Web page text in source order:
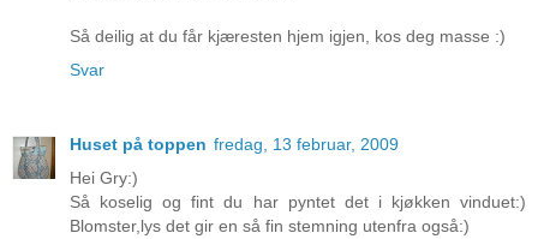
Så deilig at du får kjæresten hjem igjen, kos deg masse :)
Svar
Huset på toppen fredag, 13 februar, 2009
Hei Gry:)
Så koselig og fint du har pyntet det i kjøkken vinduet:)
Blomster,lys det gir en så fin stemning utenfra også:)